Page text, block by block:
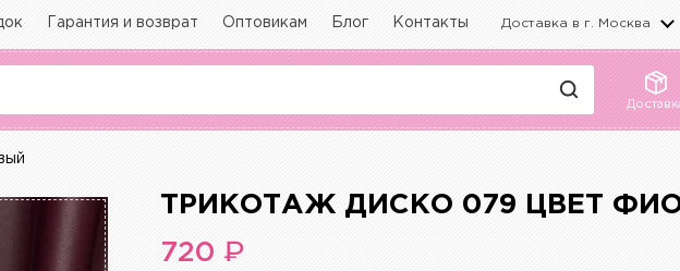
Гарантия и возврат Оптовикам Блог Контакты Доставка в г. Москва
ТРИКОТАЖ ДИСКО 079 ЦВЕТ
720₽